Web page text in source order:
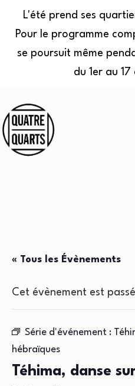
L'été prend ses
Pour le programme
se poursuit même
du 1er au
au
contenu
« Tous les Évènements
Cet évènement est
Série d'événement :
hébraïques
Téhima, danse